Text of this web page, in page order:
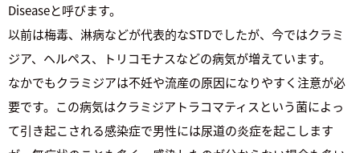
Diseaseと呼びます。
以前は梅毒、淋病などが代表的なSTDでしたが、今ではクラミ
ジア、ヘルペス、トリコモナスなどの病気が増えています。
なかでもクラミジアは不妊や流産の原因になりやすく注意が必
要です。この病気はクラミジアトラコマティスという菌によっ
て引き起こされる感染症で男性には尿道の炎症を起こします